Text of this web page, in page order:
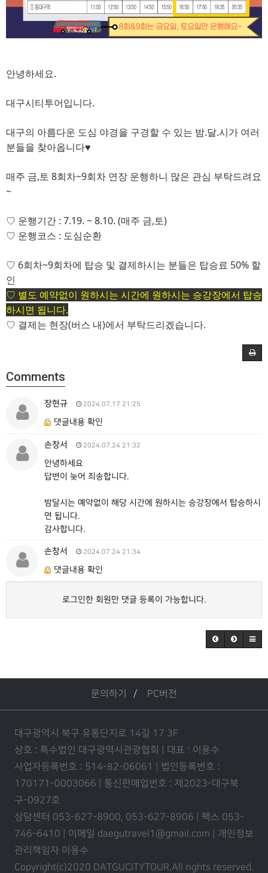
안녕하세요.
대구시티투어입니다.
대구의 아름다운 도심 야경을 구경할 수 있는 밤.달.시가 여러
분들을 찾아옵니다♥
매주 금,토 8회차~9회차 연장 운행하니 많은 관심 부탁드려요
~
♡ 운행기간 : 7.19. ~ 8.10. (매주 금,토)
♡ 운행코스 : 도심순환
♡ 6회차~9회차에 탑승 및 결제하시는 분들은 탑승료 50% 할
인
♡ 별도 예약없이 원하시는 시간에 원하시는 승강장에서 탑승
하시면 됩니다.
♡ 결제는 현장(버스 내)에서 부탁드리겠습니다.
Comments
장현규 2024.07.17 21:25
댓글내용 확인
손창서 2024.07.24 21:32
안녕하세요
답변이 늦어 죄송합니다.
밤달시는 예약없이 해당 시간에 원하시는 승강장에서 탑승하시
면 됩니다.
감사합니다.
손창서 2024.07.24 21:34
댓글내용 확인
로그인한 회원만 댓글 등록이 가능합니다.
문의하기 PC버전
대구광역시 북구 유통단지로 14길 17 3F
상호 : 특수법인 대구광역시관광협회 | 대표 : 이용수
사업자등록번호 : 514-82-06061 | 법인등록번호 :
170171-0003066 | 통신판매업번호 : 제2023-대구북
구-0927호
상담센터 053-627-8900, 053-627-8906 | 팩스 053-
746-6410 | 이메일 daegutravel1@gmail.com | 개인정보
관리책임자 이용수
Copyright(c)2020 DATGUCITYTOUR.All rights reserved.